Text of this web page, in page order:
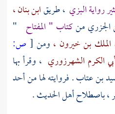
روايةالبزي ، طريقابن بنان ،
الجزريمنكتاب " المفتاح "
بن خيرون ، ومن [ ص:
الكرم الشهرزوري ، وقرأ بها
بن عتاب. فروايته لها من أحد
، باصطلاح أهل الحديث .